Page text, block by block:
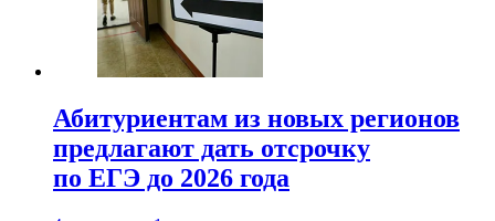
Абитуриентам из новых регионов
предлагают дать отсрочку
по ЕГЭ до 2026 года